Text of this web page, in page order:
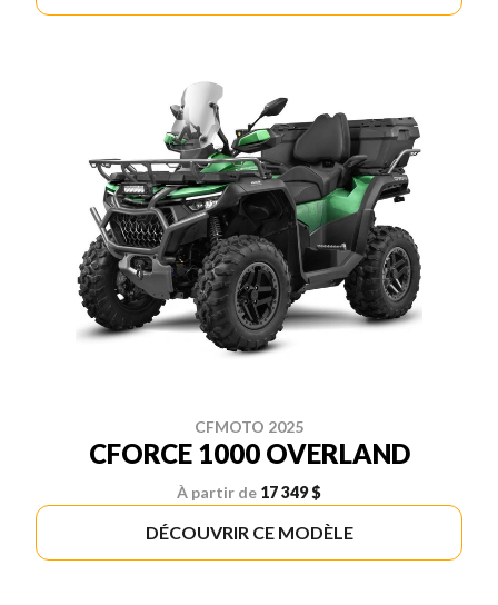
CFMOTO 2025
CFORCE 1000 OVERLAND
À partir de 17 349 $
DÉCOUVRIR CE MODÈLE